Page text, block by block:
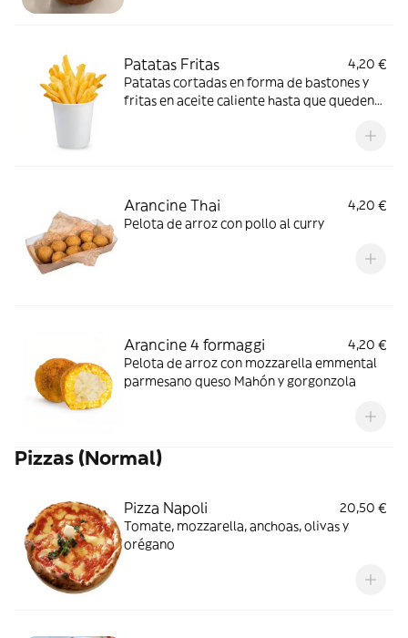
Patatas Fritas
4,20 €
Patatas cortadas en forma de bastones y
fritas en aceite caliente hasta que queden
Arancine Thai
4,20 €
Pelota de arroz con pollo al curry
Arancine 4 formaggi
4,20 €
Pelota de arroz con mozzarella emmental
parmesano queso Mahón y gorgonzola
Pizzas (Normal)
Pizza Napoli
20,50 €
Tomate, mozzarella, anchoas, olivas y
orégano